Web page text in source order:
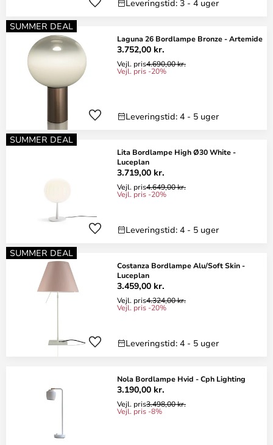
Leveringstid: 3 - 4 uger
SUMMER DEAL
Laguna 26 Bordlampe Bronze - Artemide
3.752,00 kr.
Vejl. pris4.690,00 kr.
Vejl. pris -20%
Leveringstid: 4 - 5 uger
SUMMER DEAL
Lita Bordlampe High Ø30 White -
Luceplan
3.719,00 kr.
Vejl. pris4.649,00 kr.
Vejl. pris -20%
Leveringstid: 4 - 5 uger
SUMMER DEAL
Costanza Bordlampe Alu/Soft Skin -
Luceplan
3.459,00 kr.
Vejl. pris4.324,00 kr.
Vejl. pris -20%
Leveringstid: 4 - 5 uger
Nola Bordlampe Hvid - Cph Lighting
3.190,00 kr.
Vejl. pris3.498,00 kr.
Vejl. pris -8%